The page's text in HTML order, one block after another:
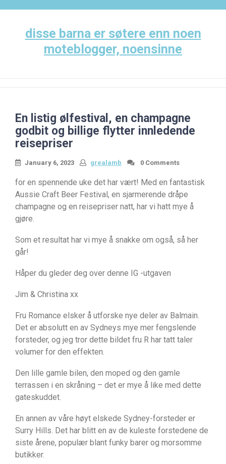
disse barna er søtere enn noen
moteblogger, noensinne
En listig ølfestival, en champagne
godbit og billige flytter innledende
reisepriser
January 6, 2023 grealamb 0 Comments
for en spennende uke det har vært! Med en fantastisk
Aussie Craft Beer Festival, en sjarmerende dråpe
champagne og en reisepriser natt, har vi hatt mye å
gjøre.
Som et resultat har vi mye å snakke om også, så her
går!
Håper du gleder deg over denne IG -utgaven
Jim & Christina xx
Fru Romance elsker å utforske nye deler av Balmain.
Det er absolutt en av Sydneys mye mer fengslende
forsteder, og jeg tror dette bildet fru R har tatt taler
volumer for den effekten.
Den lille gamle bilen, den moped og den gamle
terrassen i en skråning – det er mye å like med dette
gateskuddet.
En annen av våre høyt elskede Sydney-forsteder er
Surry Hills. Det har blitt en av de kuleste forstedene de
siste årene, populær blant funky barer og morsomme
butikker.